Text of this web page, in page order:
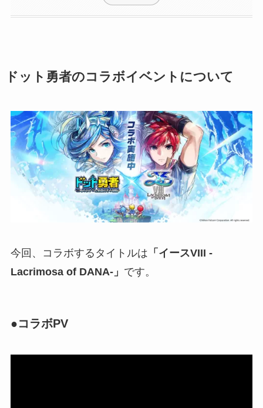
ドット勇者のコラボイベントについて
今回、コラボするタイトルは 「イースVIII -
Lacrimosa of DANA-」 です。
●コラボPV